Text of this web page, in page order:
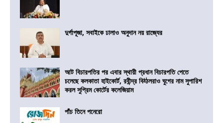
দুর্গাপূজা, সবাইকে ঢালাও অনুদান নয় রাজ্যের
আট বিচারপতির পর এবার স্থায়ী প্রধান বিচারপতি পেতে
চলেছে কলকাতা হাইকোর্ট, রবীন্দ্র বিঠ্ঠলরাও ঘুগের নাম সুপারিশ
করল সুপ্রিম কোর্টের কলেজিয়াম
পাঁচ তিনে পনেরো